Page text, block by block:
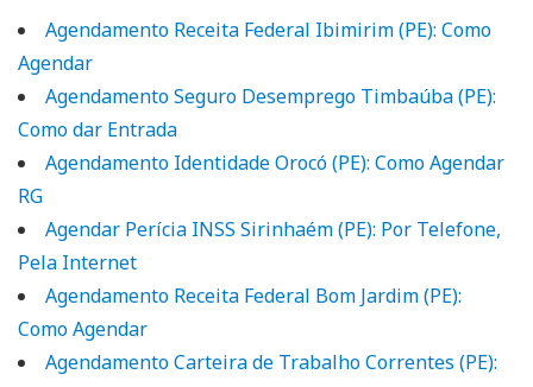
Agendamento Receita Federal Ibimirim (PE): Como
Agendar
Agendamento Seguro Desemprego Timbaúba (PE):
Como dar Entrada
Agendamento Identidade Orocó (PE): Como Agendar
RG
Agendar Perícia INSS Sirinhaém (PE): Por Telefone,
Pela Internet
Agendamento Receita Federal Bom Jardim (PE):
Como Agendar
Agendamento Carteira de Trabalho Correntes (PE):